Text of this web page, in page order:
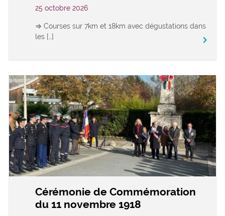
25 octobre 2026
⇒ Courses sur 7km et 18km avec dégustations dans
les […]
keyboard_arrow_right
Cérémonie de Commémoration
du 11 novembre 1918